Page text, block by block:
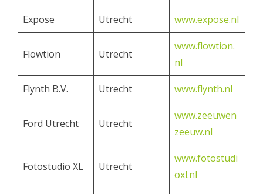
Expose Utrecht www.expose.nl
Flowtion Utrecht
www.flowtion.
nl
Flynth B.V. Utrecht www.flynth.nl
Ford Utrecht Utrecht
www.zeeuwen
zeeuw.nl
Fotostudio XL Utrecht
www.fotostudi
oxl.nl